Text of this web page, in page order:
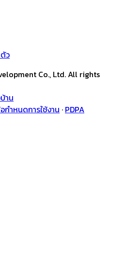
ว
Co., Ltd. All rights
าน
กำหนดการใช้งาน · PDPA